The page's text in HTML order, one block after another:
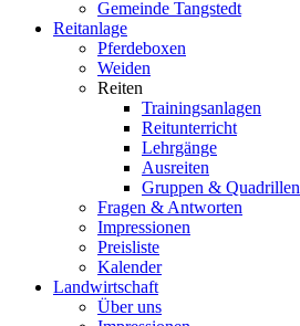
Gemeinde Tangstedt
Reitanlage
Pferdeboxen
Weiden
Reiten
Trainingsanlagen
Reitunterricht
Lehrgänge
Ausreiten
Gruppen & Quadrillen
Fragen & Antworten
Impressionen
Preisliste
Kalender
Landwirtschaft
Über uns